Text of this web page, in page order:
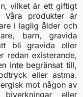
vilket är ett giftigt
Våra produkter är
i laglig ålder och
barn, gravida
bli gravida eller
redan existerande,
inte begränsat till,
eller astma.
mot någon av
eller